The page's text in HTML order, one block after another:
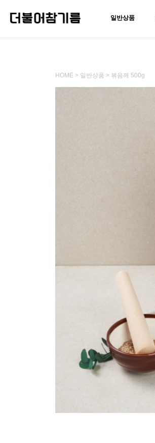
일반상품
HOME > 일반상품 > 볶음깨 500g